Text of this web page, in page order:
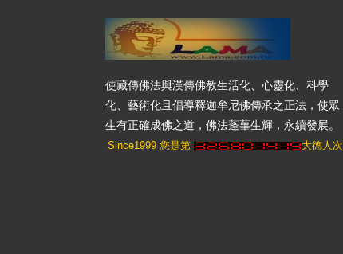
使藏傳佛法與漢傳佛教生活化、心靈化、科學
化、藝術化且倡導釋迦牟尼佛傳承之正法，使眾
生有正確成佛之道，佛法蓬蓽生輝，永續發展。
Since1999 您是第 大德人次